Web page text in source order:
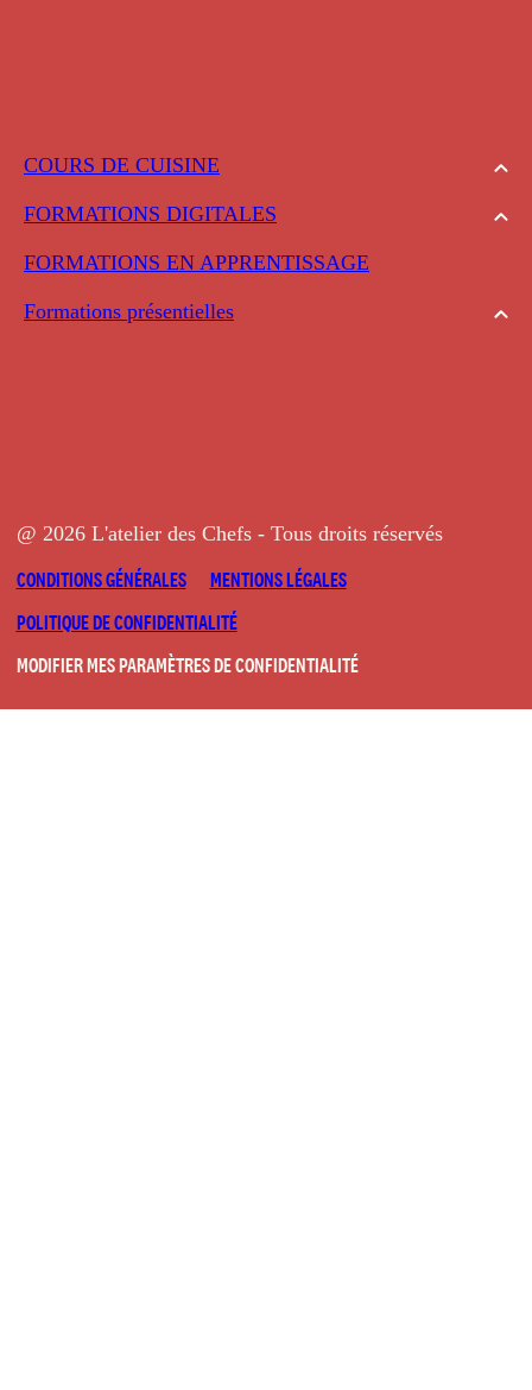
COURS DE CUISINE
FORMATIONS DIGITALES
FORMATIONS EN APPRENTISSAGE
Formations présentielles
@ 2026 L'atelier des Chefs - Tous droits réservés
CONDITIONS GÉNÉRALES
MENTIONS LÉGALES
POLITIQUE DE CONFIDENTIALITÉ
MODIFIER MES PARAMÈTRES DE CONFIDENTIALITÉ